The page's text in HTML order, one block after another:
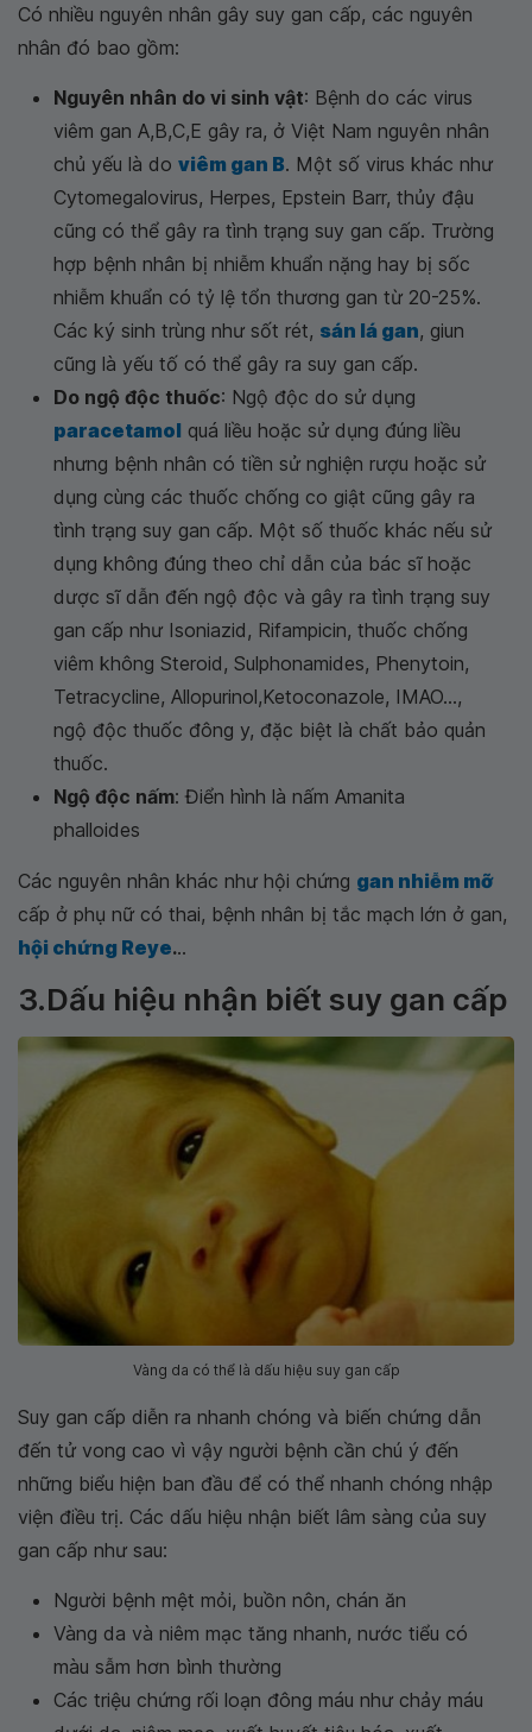
Có nhiều nguyên nhân gây suy gan cấp, các nguyên
nhân đó bao gồm:
Nguyên nhân do vi sinh vật: Bệnh do các virus
viêm gan A,B,C,E gây ra, ở Việt Nam nguyên nhân
chủ yếu là do viêm gan B. Một số virus khác như
Cytomegalovirus, Herpes, Epstein Barr, thủy đậu
cũng có thể gây ra tình trạng suy gan cấp. Trường
hợp bệnh nhân bị nhiễm khuẩn nặng hay bị sốc
nhiễm khuẩn có tỷ lệ tổn thương gan từ 20-25%.
Các ký sinh trùng như sốt rét, sán lá gan, giun
cũng là yếu tố có thể gây ra suy gan cấp.
Do ngộ độc thuốc: Ngộ độc do sử dụng
paracetamol quá liều hoặc sử dụng đúng liều
nhưng bệnh nhân có tiền sử nghiện rượu hoặc sử
dụng cùng các thuốc chống co giật cũng gây ra
tình trạng suy gan cấp. Một số thuốc khác nếu sử
dụng không đúng theo chỉ dẫn của bác sĩ hoặc
dược sĩ dẫn đến ngộ độc và gây ra tình trạng suy
gan cấp như Isoniazid, Rifampicin, thuốc chống
viêm không Steroid, Sulphonamides, Phenytoin,
Tetracycline, Allopurinol,Ketoconazole, IMAO...,
ngộ độc thuốc đông y, đặc biệt là chất bảo quản
thuốc.
Ngộ độc nấm: Điển hình là nấm Amanita
phalloides
Các nguyên nhân khác như hội chứng gan nhiễm mỡ
cấp ở phụ nữ có thai, bệnh nhân bị tắc mạch lớn ở gan,
hội chứng Reye...
3.Dấu hiệu nhận biết suy gan cấp
Vàng da có thể là dấu hiệu suy gan cấp
Suy gan cấp diễn ra nhanh chóng và biến chứng dẫn
đến tử vong cao vì vậy người bệnh cần chú ý đến
những biểu hiện ban đầu để có thể nhanh chóng nhập
viện điều trị. Các dấu hiệu nhận biết lâm sàng của suy
gan cấp như sau:
Người bệnh mệt mỏi, buồn nôn, chán ăn
Vàng da và niêm mạc tăng nhanh, nước tiểu có
màu sẫm hơn bình thường
Các triệu chứng rối loạn đông máu như chảy máu